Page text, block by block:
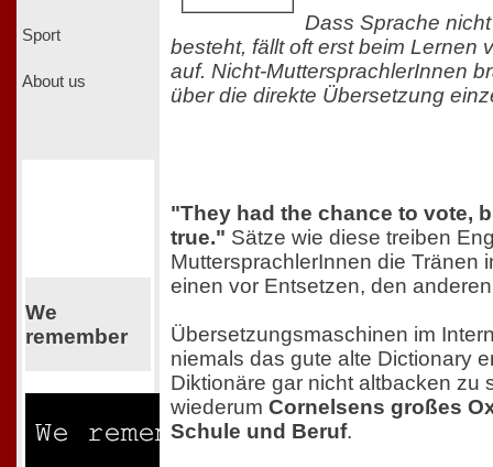
Sport
About us
We
remember
Dass Sprache
besteht, fällt oft erst beim Lernen
auf. Nicht-MuttersprachlerInnen
über die direkte Übersetzung
"They had the chance to vote,
true." Sätze wie diese treiben
MuttersprachlerInnen die Tränen
einen vor Entsetzen, den
Übersetzungsmaschinen im
niemals das gute alte Dictionary
Diktionäre gar nicht altbacken zu
wiederum Cornelsens großes
Schule und Beruf.